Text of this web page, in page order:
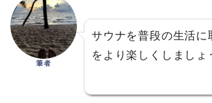
筆者
サウナを普段の生活に
をより楽しくしましょ